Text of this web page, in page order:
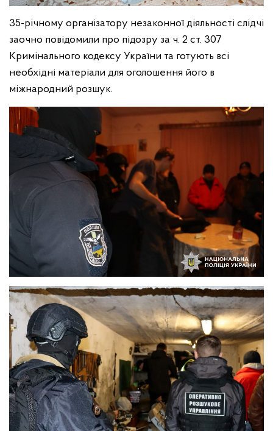
35-річному організатору незаконної діяльності слідчі
заочно повідомили про підозру за ч. 2 ст. 307
Кримінального кодексу України та готують всі
необхідні матеріали для оголошення його в
міжнародний розшук.